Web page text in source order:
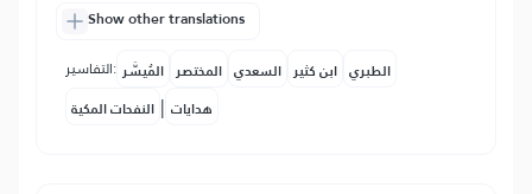
Show other translations
التفاسير: المُيسَّر المختصر السعدي ابن كثير الطبري
النفحات المكية | هدايات